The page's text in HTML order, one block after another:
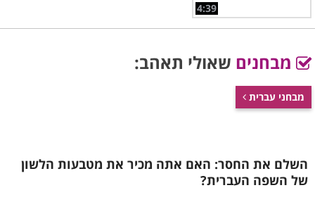
4:39
מבחנים שאולי תאהב:
מבחני עברית
השלם את החסר: האם אתה מכיר את מטבעות הלשון
של השפה העברית?